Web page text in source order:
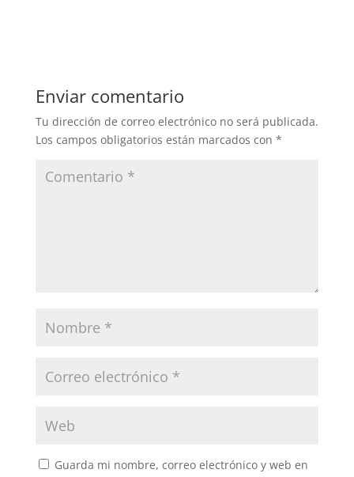
Enviar comentario
Tu dirección de correo electrónico no será publicada.
Los campos obligatorios están marcados con *
Guarda mi nombre, correo electrónico y web en